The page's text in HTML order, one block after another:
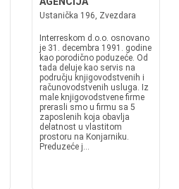
Ustanička 196, Zvezdara
Interreskom d.o.o. osnovano
je 31. decembra 1991. godine
kao porodično poduzeće. Od
tada deluje kao servis na
području knjigovodstvenih i
računovodstvenih usluga. Iz
male knjigovodstvene firme
prerasli smo u firmu sa 5
zaposlenih koja obavlja
delatnost u vlastitom
prostoru na Konjarniku.
Preduzeće j...